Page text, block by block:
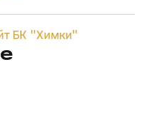
БК "Химки"